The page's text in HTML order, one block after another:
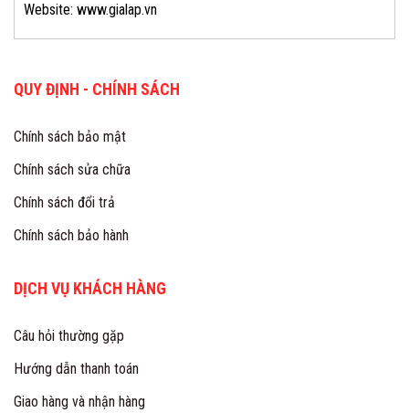
Website: www.gialap.vn
QUY ĐỊNH - CHÍNH SÁCH
Chính sách bảo mật
Chính sách sửa chữa
Chính sách đổi trả
Chính sách bảo hành
DỊCH VỤ KHÁCH HÀNG
Câu hỏi thường gặp
Hướng dẫn thanh toán
Giao hàng và nhận hàng